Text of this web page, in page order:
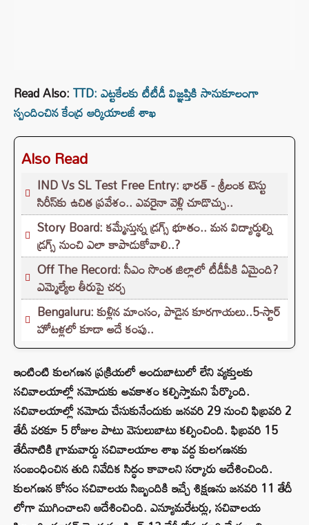
Read Also:TTD: ఎట్టకేలకు టీటీడీ విజ్ఞప్తికి సానుకూలంగా
స్పందించిన కేంద్ర ఆర్కియాలజీ శాఖ
Also Read
IND Vs SL Test Free Entry: భారత్ - శ్రీలంక టెస్టు
సిరీస్‌కు ఉచిత ప్రవేశం.. ఎవరైనా వెళ్లి చూడొచ్చు..
Story Board: కమ్మేస్తున్న డ్రగ్స్ భూతం.. మన విద్యార్థుల్ని
డ్రగ్స్ నుంచి ఎలా కాపాడుకోవాలి..?
Off The Record: సీఎం సొంత జిల్లాలో టీడీపీకి ఏమైంది?
ఎమ్మెల్యేల తీరుపై చర్చ
Bengaluru: కుళ్లిన మాంసం, పాడైన కూరగాయలు..5-స్టార్
హోటళ్లలో కూడా అదే కంపు..
ఇంటింటి కులగణన ప్రక్రియలో అందుబాటులో లేని వ్యక్తులకు
సచివాలయాల్లో నమోదుకు అవకాశం కల్పిస్తామని పేర్కొంది.
సచివాలయాల్లో నమోదు చేసుకునేందుకు జనవరి 29 నుంచి ఫిబ్రవరి 2
తేదీ వరకూ 5 రోజుల పాటు వెసులుబాటు కల్పించింది. ఫిబ్రవరి 15
తేదీనాటికి గ్రామవార్డు సచివాలయాల శాఖ వద్ద కులగణనకు
సంబంధించిన తుది నివేదిక సిద్ధం కావాలని సర్కారు ఆదేశించింది.
కులగణన కోసం సచివాలయ సిబ్బందికి ఇచ్చే శిక్షణను జనవరి 11 తేదీ
లోగా ముగించాలని ఆదేశించింది. ఎన్యూమరేటర్లు, సచివాలయ